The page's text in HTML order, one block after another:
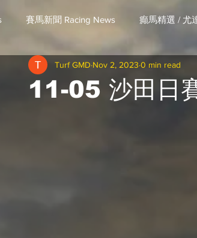
賽馬新聞 Racing News 癲馬精選 / 尤
登說馬事 / 馬王哥頓 三 T 大茶飯 / LakLak
11-05 沙田日
Turf GMD Nov 2, 2023 0 min read